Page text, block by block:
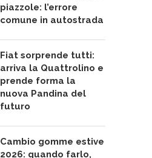
piazzole: l’errore
comune in autostrada
Fiat sorprende tutti:
arriva la Quattrolino e
prende forma la
nuova Pandina del
futuro
Cambio gomme estive
2026: quando farlo,